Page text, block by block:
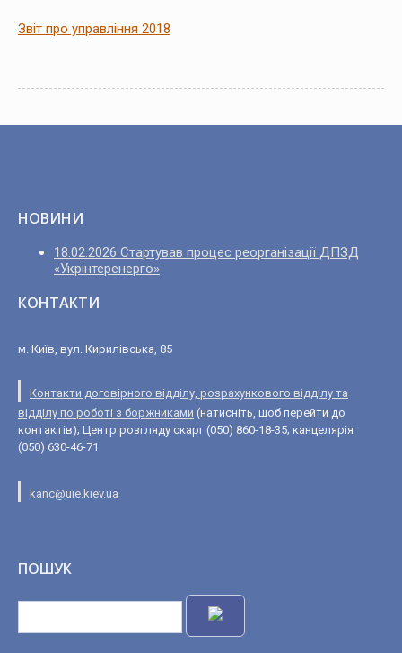
Звіт про управління 2018
НОВИНИ
18.02.2026 Стартував процес реорганізації ДПЗД
«Укрінтеренерго»
КОНТАКТИ
м. Київ, вул. Кирилівська, 85
Контакти договірного відділу, розрахункового відділу та
відділу по роботі з боржниками (натисніть, щоб перейти до
контактів); Центр розгляду скарг (050) 860-18-35; канцелярія
(050) 630-46-71
kanc@uie.kiev.ua
ПОШУК